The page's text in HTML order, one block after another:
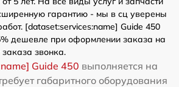
гарантию - мы в сц уверены
[dataset:services:name] Guide 450
дешевле при оформлении заказа на
звонка.
Guide 450 выполняется на
габаритного оборудования